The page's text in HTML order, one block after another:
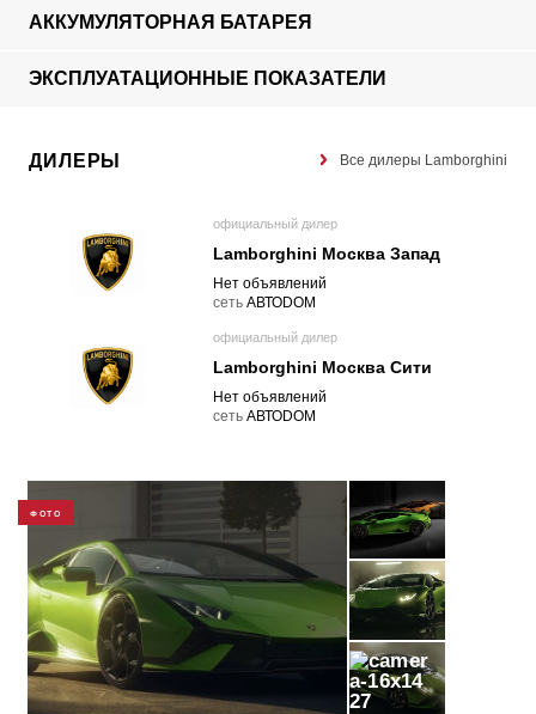
АККУМУЛЯТОРНАЯ БАТАРЕЯ
ЭКСПЛУАТАЦИОННЫЕ ПОКАЗАТЕЛИ
ДИЛЕРЫ Все дилеры Lamborghini
официальный дилер
Lamborghini Москва Запад
Нет объявлений
cеть АВТОDОМ
официальный дилер
Lamborghini Москва Сити
Нет объявлений
cеть АВТОDОМ
ФОТО
27